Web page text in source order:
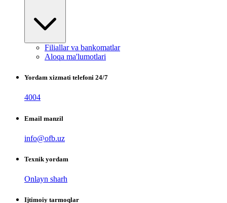
Filiallar va bankomatlar
Aloqa ma'lumotlari
Yordam xizmati telefoni 24/7
4004
Email manzil
info@ofb.uz
Texnik yordam
Onlayn sharh
Ijtimoiy tarmoqlar